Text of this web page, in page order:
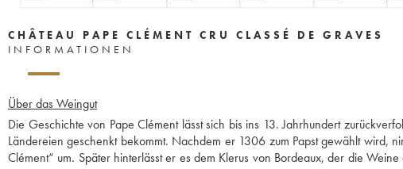
CHÂTEAU PAPE CLÉMENT CRU CLASSÉ DE GRAVES
INFORMATIONEN
Über das Weingut
Die Geschichte von Pape Clément lässt sich bis ins 13. Jahrhundert
Ländereien geschenkt bekommt. Nachdem er 1306 zum Papst gewählt wird,
Clément“ um. Später hinterlässt er es dem Klerus von Bordeaux, der die